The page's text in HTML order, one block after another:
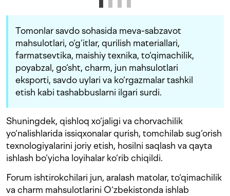
Tomonlar savdo sohasida meva-sabzavot
mahsulotlari, o‘g‘itlar, qurilish materiallari,
farmatsevtika, maishiy texnika, to‘qimachilik,
poyabzal, go‘sht, charm, jun mahsulotlari
eksporti, savdo uylari va ko‘rgazmalar tashkil
etish kabi tashabbuslarni ilgari surdi.
Shuningdek, qishloq xo‘jaligi va chorvachilik
yo‘nalishlarida issiqxonalar qurish, tomchilab sug‘orish
texnologiyalarini joriy etish, hosilni saqlash va qayta
ishlash bo‘yicha loyihalar ko‘rib chiqildi.
Forum ishtirokchilari jun, aralash matolar, to‘qimachilik
va charm mahsulotlarini O‘zbekistonda ishlab